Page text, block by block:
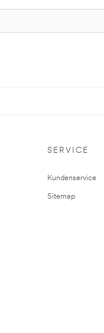
SERVICE
Kundenservice
Sitemap